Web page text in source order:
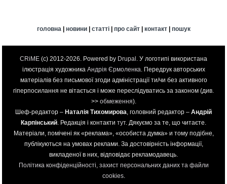
головна | новини| статті| про сайт| контакт| пошук
CRiME (c) 2012-2026. Powered by Drupal . У логотипі використана
ілюстрація художника Андрія Єрмоленка . Передрук авторських
матеріалів без письмової згоди адміністрації ти/чи без активного
гіперпосилання не вітається і може переслідуватись за законом (див.
>> обмеження).
Шеф-редактор – Наталія Тихомирова , головний редактор – Андрій
Карпінський . Редакція і контакти тут. Дякуємо за те, що читаєте.
Матеріали, помічені як «реклама», «особиста думка» и тому подібне,
публікуються на умовах реклами. За достовірність інформації,
викладеної в них, відповідає рекламодавець.
Політика конфіденційності, захист персональних даних та файли
cookies.